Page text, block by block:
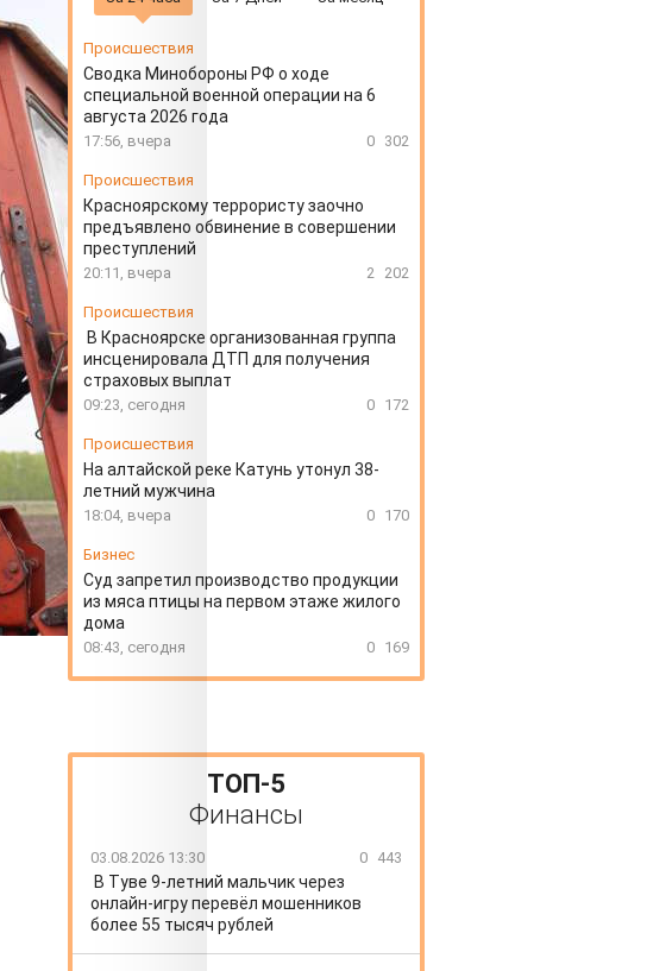
Происшествия
Сводка Минобороны РФ о ходе
специальной военной операции на 6
августа 2026 года
17:56, вчера 0 302
Происшествия
Красноярскому террористу заочно
предъявлено обвинение в совершении
преступлений
20:11, вчера 2 202
Происшествия
В Красноярске организованная группа
инсценировала ДТП для получения
страховых выплат
09:23, сегодня 0 172
Происшествия
На алтайской реке Катунь утонул 38-
летний мужчина
18:04, вчера 0 170
Бизнес
Суд запретил производство продукции
из мяса птицы на первом этаже жилого
дома
08:43, сегодня 0 169
ТОП-5
Финансы
03.08.2026 13:30 0 443
В Туве 9-летний мальчик через
онлайн-игру перевёл мошенников
более 55 тысяч рублей